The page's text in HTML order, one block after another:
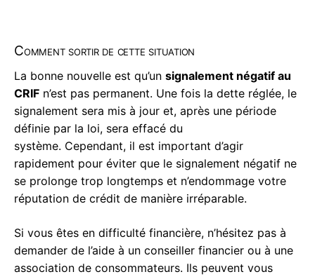
Comment sortir de cette situation
La bonne nouvelle est qu’un signalement négatif au
CRIF n’est pas permanent. Une fois la dette réglée, le
signalement sera mis à jour et, après une période
définie par la loi, sera effacé du
système. Cependant, il est important d’agir
rapidement pour éviter que le signalement négatif ne
se prolonge trop longtemps et n’endommage votre
réputation de crédit de manière irréparable.
Si vous êtes en difficulté financière, n’hésitez pas à
demander de l’aide à un conseiller financier ou à une
association de consommateurs. Ils peuvent vous